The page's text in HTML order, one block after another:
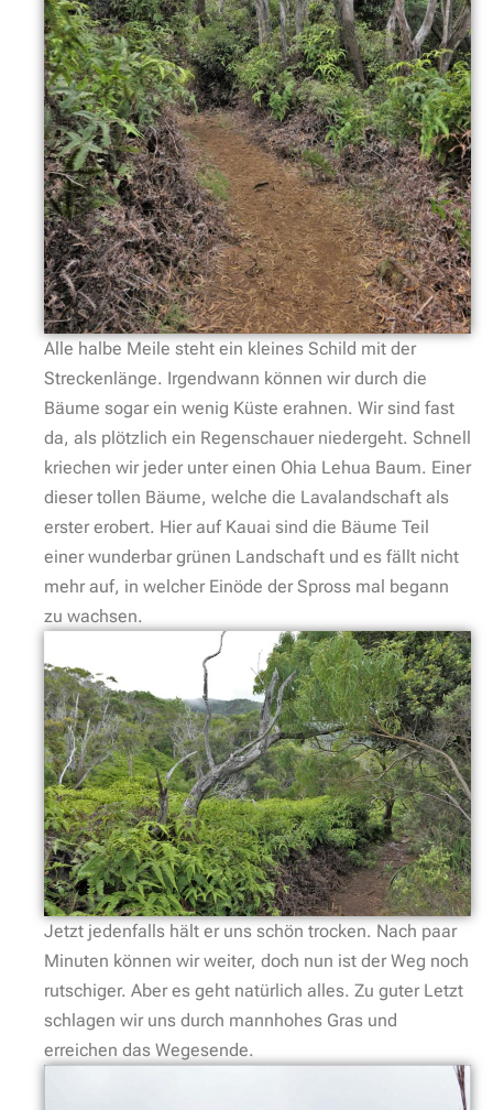
Alle halbe Meile steht ein kleines Schild mit der
Streckenlänge. Irgendwann können wir durch die
Bäume sogar ein wenig Küste erahnen. Wir sind fast
da, als plötzlich ein Regenschauer niedergeht. Schnell
kriechen wir jeder unter einen Ohia Lehua Baum. Einer
dieser tollen Bäume, welche die Lavalandschaft als
erster erobert. Hier auf Kauai sind die Bäume Teil
einer wunderbar grünen Landschaft und es fällt nicht
mehr auf, in welcher Einöde der Spross mal begann
zu wachsen.
Jetzt jedenfalls hält er uns schön trocken. Nach paar
Minuten können wir weiter, doch nun ist der Weg noch
rutschiger. Aber es geht natürlich alles. Zu guter Letzt
schlagen wir uns durch mannhohes Gras und
erreichen das Wegesende.